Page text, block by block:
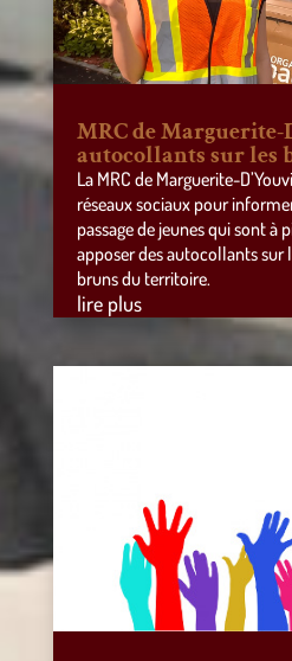
MRC de Marguerite-
autocollants sur les
La MRC de Marguerite-
réseaux sociaux pour
passage de jeunes qui sont à
apposer des autocollants sur
bruns du territoire.
lire plus